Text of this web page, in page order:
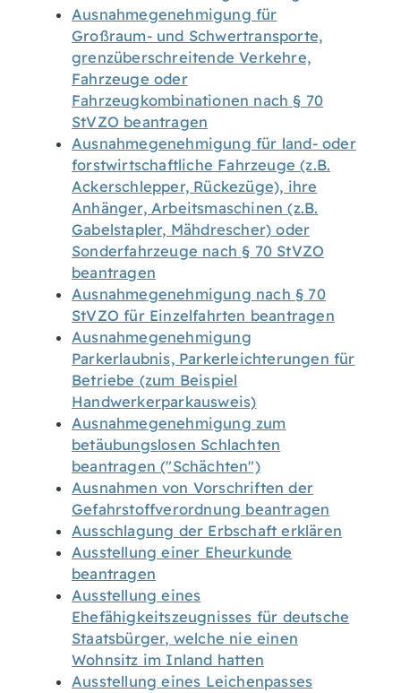
Ausnahmegenehmigung für
Großraum- und Schwertransporte,
grenzüberschreitende Verkehre,
Fahrzeuge oder
Fahrzeugkombinationen nach § 70
StVZO beantragen
Ausnahmegenehmigung für land- oder
forstwirtschaftliche Fahrzeuge (z.B.
Ackerschlepper, Rückezüge), ihre
Anhänger, Arbeitsmaschinen (z.B.
Gabelstapler, Mähdrescher) oder
Sonderfahrzeuge nach § 70 StVZO
beantragen
Ausnahmegenehmigung nach § 70
StVZO für Einzelfahrten beantragen
Ausnahmegenehmigung
Parkerlaubnis, Parkerleichterungen für
Betriebe (zum Beispiel
Handwerkerparkausweis)
Ausnahmegenehmigung zum
betäubungslosen Schlachten
beantragen ("Schächten")
Ausnahmen von Vorschriften der
Gefahrstoffverordnung beantragen
Ausschlagung der Erbschaft erklären
Ausstellung einer Eheurkunde
beantragen
Ausstellung eines
Ehefähigkeitszeugnisses für deutsche
Staatsbürger, welche nie einen
Wohnsitz im Inland hatten
Ausstellung eines Leichenpasses